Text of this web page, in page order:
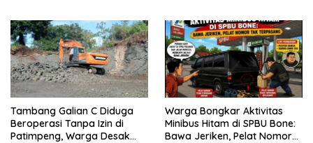
Tambang Galian C Diduga
Beroperasi Tanpa Izin di
Patimpeng, Warga Desak
Warga Bongkar Aktivitas
Minibus Hitam di SPBU Bone:
Bawa Jeriken, Pelat Nomor